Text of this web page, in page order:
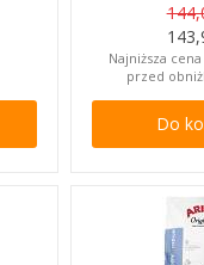
Najniższa
przed
Do